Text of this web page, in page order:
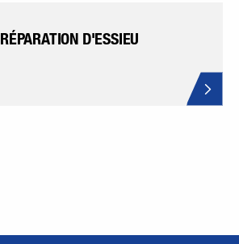
RÉPARATION D'ESSIEU